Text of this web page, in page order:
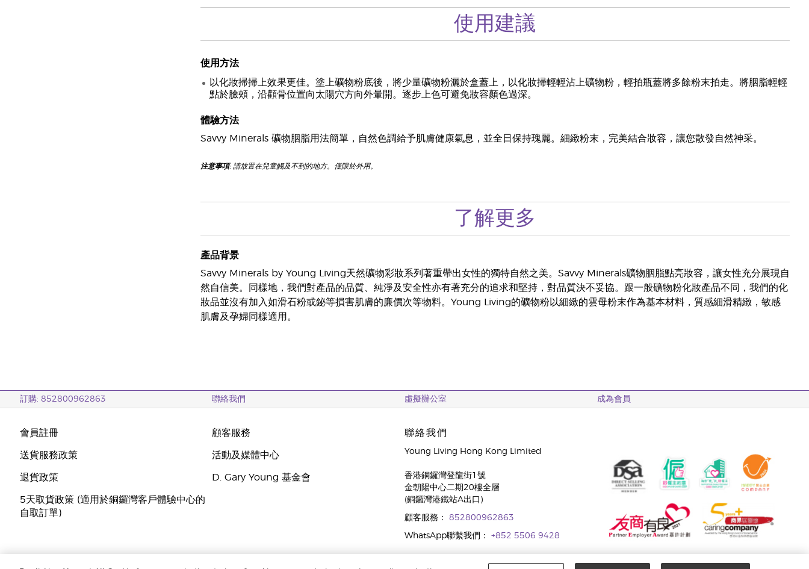
使用建議
使用方法
以化妝掃掃上效果更佳。塗上礦物粉底後，將少量礦物粉灑於盒蓋上，以化妝掃輕輕沾上礦物粉，輕拍瓶蓋將多餘粉末拍走。將胭脂輕輕
點於臉頰，沿顴骨位置向太陽穴方向外暈開。逐步上色可避免妝容顏色過深。
體驗方法
Savvy Minerals 礦物胭脂用法簡單，自然色調給予肌膚健康氣息，並全日保持瑰麗。細緻粉末，完美結合妝容，讓您散發自然神采。
注意事項: 請放置在兒童觸及不到的地方。僅限於外用。
了解更多
產品背景
Savvy Minerals by Young Living天然礦物彩妝系列著重帶出女性的獨特自然之美。Savvy Minerals礦物胭脂點亮妝容，讓女性充分展現自
然自信美。同樣地，我們對產品的品質、純淨及安全性亦有著充分的追求和堅持，對品質決不妥協。跟一般礦物粉化妝產品不同，我們的化
妝品並沒有加入如滑石粉或鉍等損害肌膚的廉價次等物料。Young Living的礦物粉以細緻的雲母粉末作為基本材料，質感細滑精緻，敏感
肌膚及孕婦同樣適用。
訂購: 852800962863 聯絡我們 虛擬辦公室 成為會員
會員註冊
送貨服務政策
退貨政策
5天取貨政策 (適用於銅鑼灣客戶體驗中心的
自取訂單)
顧客服務
活動及媒體中心
D. Gary Young 基金會
聯絡我們
Young Living Hong Kong Limited
香港銅鑼灣登龍街1號
金朝陽中心二期20樓全層
(銅鑼灣港鐵站A出口)
顧客服務： 852800962863
WhatsApp聯繫我們： +852 5506 9428